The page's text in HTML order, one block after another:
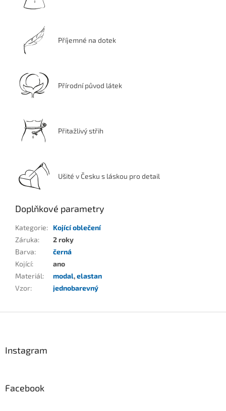
Příjemné na dotek
Přírodní původ látek
Přitažlivý střih
Ušité v Česku s láskou pro detail
Doplňkové parametry
Kategorie:
Kojící oblečení
Záruka:
2 roky
Barva:
černá
Kojící:
ano
Materiál: modal,elastan
Vzor: jednobarevný
Instagram
Facebook